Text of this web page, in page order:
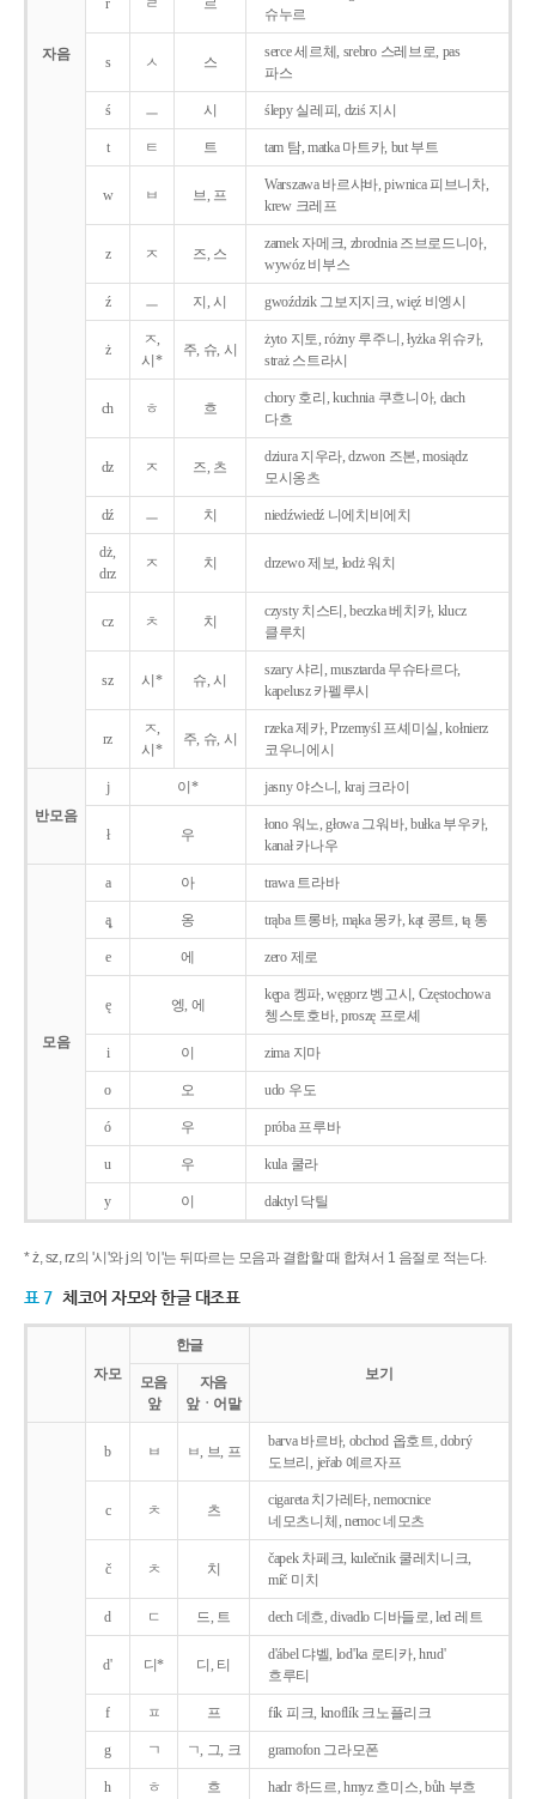
자음
r ㄹ 르
슈누르
s ㅅ 스
serce 세르체, srebro 스레브로, pas
파스
ś ㅡ 시 ślepy 실레피, dziś 지시
t ㅌ 트 tam 탐, matka 마트카, but 부트
w ㅂ 브, 프
Warszawa 바르샤바, piwnica 피브니차,
krew 크레프
z ㅈ 즈, 스
zamek 자메크, zbrodnia 즈브로드니아,
wywóz 비부스
ź ㅡ 지, 시 gwoździk 그보지지크, więź 비엥시
ż
ㅈ,
시*
주, 슈, 시
żyto 지토, różny 루주니, łyżka 위슈카,
straż 스트라시
ch ㅎ 흐
chory 호리, kuchnia 쿠흐니아, dach
다흐
dz ㅈ 즈, 츠
dziura 지우라, dzwon 즈본, mosiądz
모시옹츠
dź ㅡ 치 niedźwiedź 니에치비에치
dż,
drz
ㅈ 치 drzewo 제보, łodż 워치
cz ㅊ 치
czysty 치스티, beczka 베치카, klucz
클루치
sz 시* 슈, 시
szary 샤리, musztarda 무슈타르다,
kapelusz 카펠루시
rz
ㅈ,
시*
주, 슈, 시
rzeka 제카, Przemyśl 프셰미실, kołnierz
코우니에시
반모음
j 이* jasny 야스니, kraj 크라이
ł 우
łono 워노, głowa 그워바, bułka 부우카,
kanał 카나우
모음
a 아 trawa 트라바
ą̨ 옹 trąba 트롱바, mąka 몽카, kąt 콩트, tą 통
e 에 zero 제로
ę 엥, 에
kępa 켕파, węgorz 벵고시, Częstochowa
쳉스토호바, proszę 프로셰
i 이 zima 지마
o 오 udo 우도
ó 우 próba 프루바
u 우 kula 쿨라
y 이 daktyl 닥틸
* ż, sz, rz의 '시'와 j의 '이'는 뒤따르는 모음과 결합할 때 합쳐서 1 음절로 적는다.
표 7 체코어 자모와 한글 대조표
자모
한글
보기
모음
앞
자음
앞ㆍ어말
b ㅂ ㅂ, 브, 프
barva 바르바, obchod 옵호트, dobrý
도브리, jeřab 예르자프
c ㅊ 츠
cigareta 치가레타, nemocnice
네모츠니체, nemoc 네모츠
č ㅊ 치
čapek 차페크, kulečnik 쿨레치니크,
míč 미치
d ㄷ 드, 트 dech 데흐, divadlo 디바들로, led 레트
d' 디* 디, 티
d'ábel 댜벨, lod'ka 로티카, hrud'
흐루티
f ㅍ 프 fík 피크, knoflík 크노플리크
g ㄱ ㄱ, 그, 크 gramofon 그라모폰
h ㅎ 흐 hadr 하드르, hmyz 흐미스, bůh 부흐